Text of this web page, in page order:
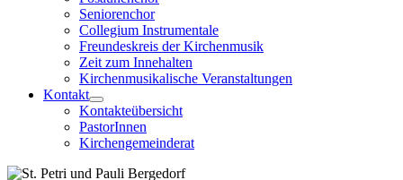
Seniorenchor
Collegium Instrumentale
Freundeskreis der Kirchenmusik
Zeit zum Innehalten
Kirchenmusikalische Veranstaltungen
Kontakt
Kontakteübersicht
PastorInnen
Kirchengemeinderat